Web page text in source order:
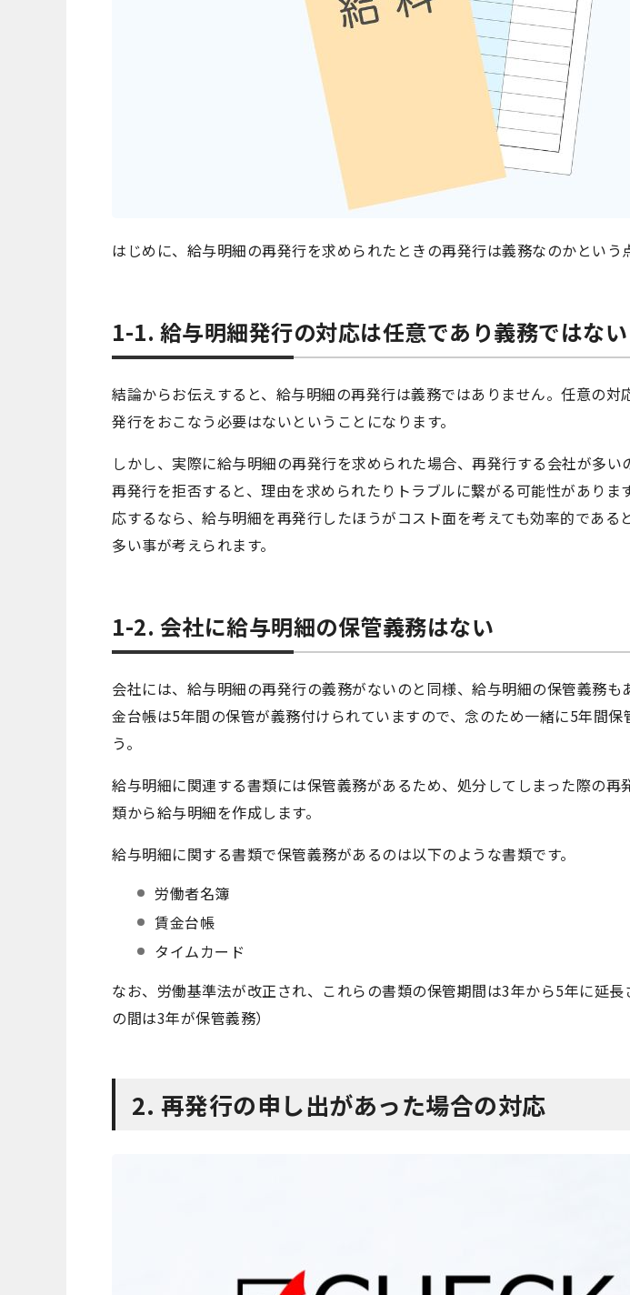
はじめに、給与明細の再発行を求められたときの再発行は義務なのかという
1-1. 給与明細発行の対応は任意であり義務ではない
結論からお伝えすると、給与明細の再発行は義務ではありません。任意の対
発行をおこなう必要はないということになります。
しかし、実際に給与明細の再発行を求められた場合、再発行する会社が多い
再発行を拒否すると、理由を求められたりトラブルに繋がる可能性がありま
応するなら、給与明細を再発行したほうがコスト面を考えても効率的である
多い事が考えられます。
1-2. 会社に給与明細の保管義務はない
会社には、給与明細の再発行の義務がないのと同様、給与明細の保管義務も
金台帳は5年間の保管が義務付けられていますので、念のため一緒に5年間保
う。
給与明細に関連する書類には保管義務があるため、処分してしまった際の再
類から給与明細を作成します。
給与明細に関する書類で保管義務があるのは以下のような書類です。
労働者名簿
賃金台帳
タイムカード
なお、労働基準法が改正され、これらの書類の保管期間は3年から5年に延長
の間は3年が保管義務）
2. 再発行の申し出があった場合の対応